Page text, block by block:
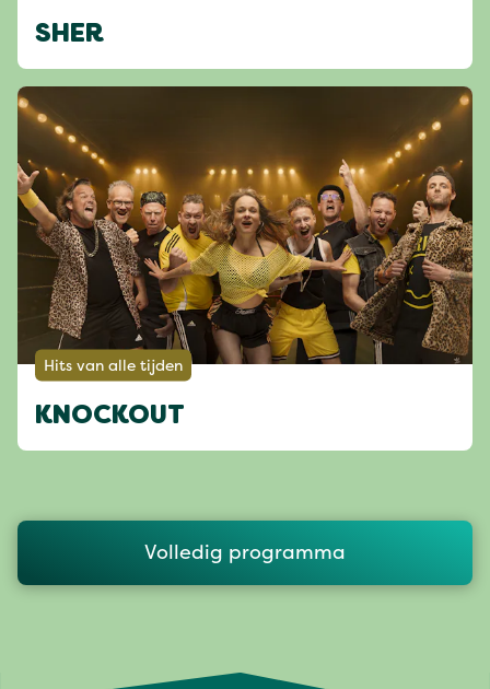
SHER
Hits van alle tijden
KNOCKOUT
Volledig programma